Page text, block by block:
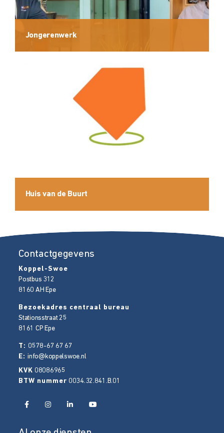
Jongerenwerk
Huis van de Buurt
Contactgegevens
Koppel-Swoe
Postbus 312
8160 AH Epe
Bezoekadres centraal bureau
Stationsstraat 25
8161 CP Epe
T: 0578-67 67 67
E:info@koppelswoe.nl
KVK 08086965
BTW nummer 0034.32.841.B.01